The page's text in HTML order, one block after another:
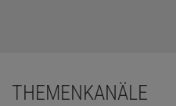
THEMENKANÄLE